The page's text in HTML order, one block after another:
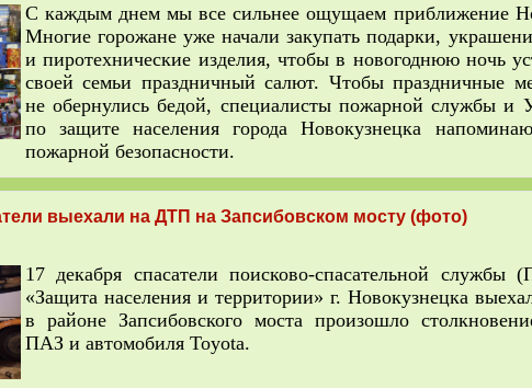
С каждым днем мы все сильнее ощущаем приближение
Многие горожане уже начали закупать подарки,
и пиротехнические изделия, чтобы в новогоднюю ночь
своей семьи праздничный салют. Чтобы праздничные
не обернулись бедой, специалисты пожарной службы и
по защите населения города Новокузнецка
пожарной безопасности.
выехали на ДТП на Запсибовском мосту (фото)
17 декабря спасатели поисково-спасательной
«Защита населения и территории» г. Новокузнецка
в районе Запсибовского моста произошло
ПАЗ и автомобиля Toyota.